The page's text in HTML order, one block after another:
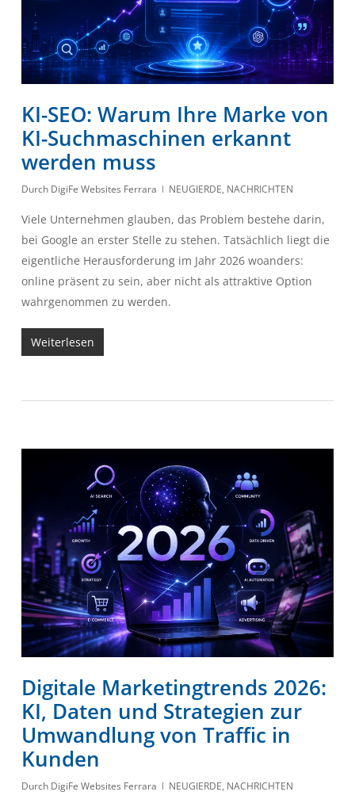
KI-SEO: Warum Ihre Marke von
KI-Suchmaschinen erkannt
werden muss
Durch DigiFe Websites Ferrara NEUGIERDE, NACHRICHTEN
Viele Unternehmen glauben, das Problem bestehe darin,
bei Google an erster Stelle zu stehen. Tatsächlich liegt die
eigentliche Herausforderung im Jahr 2026 woanders:
online präsent zu sein, aber nicht als attraktive Option
wahrgenommen zu werden.
Weiterlesen
Digitale Marketingtrends 2026:
KI, Daten und Strategien zur
Umwandlung von Traffic in
Kunden
Durch DigiFe Websites Ferrara NEUGIERDE, NACHRICHTEN